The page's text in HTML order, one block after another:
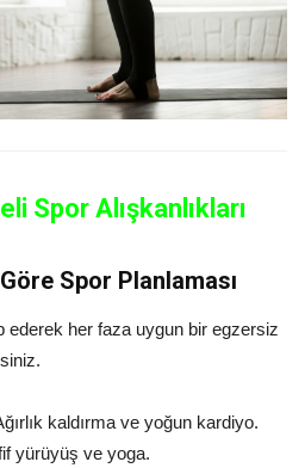
Spor Alışkanlıkları
Spor Planlaması
ederek her faza uygun bir egzersiz
kaldırma ve yoğun kardiyo.
yürüyüş ve yoga.